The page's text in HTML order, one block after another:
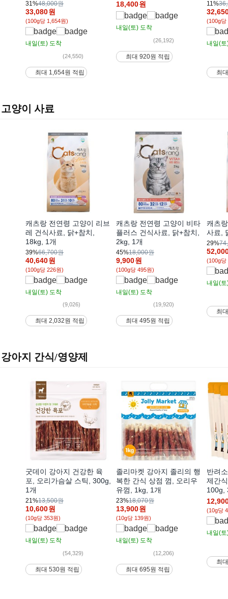
31%48,000원
33,080원
(100g당 1,654원)
내일(토) 도착
(24,550)
최대 1,654원 적립
18,400원
내일(토) 도착
(26,192)
최대 920원 적립
11%
(100g당
내일(
최
고양이 사료
캐츠랑 전연령 고양이 리브
레 건식사료, 닭+참치,
18kg, 1개
39%66,700원
40,640원
(100g당 226원)
내일(토) 도착
(9,026)
최대 2,032원 적립
캐츠랑 전연령 고양이 비타
플러스 건식사료, 닭+참치,
2kg, 1개
45%18,000원
9,900원
(100g당 495원)
내일(토) 도착
(19,920)
최대 495원 적립
캐츠
사료,
29%
(100g당
내일(
최
강아지 간식/영양제
굿데이 강아지 건강한 육
포, 오리가슴살 스틱, 300g,
1개
21%13,500원
10,600원
(10g당 353원)
내일(토) 도착
(54,329)
최대 530원 적립
졸리마켓 강아지 졸리의 행
복한 간식 상점 껌, 오리우
유껌, 1kg, 1개
23%18,070원
13,900원
(10g당 139원)
내일(토) 도착
(12,206)
최대 695원 적립
반려
제간
100g,
(10g당
내일(
최